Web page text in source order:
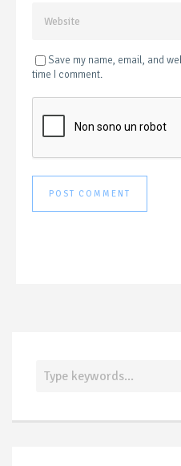
Save my name, email, and
time I comment.